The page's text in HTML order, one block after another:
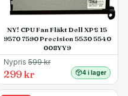
NY! CPU Fan Fläkt Dell XPS 15
9570 7590 Precision 5530 5540
008YY9
Nypris 599kr
299 kr 4 i lager